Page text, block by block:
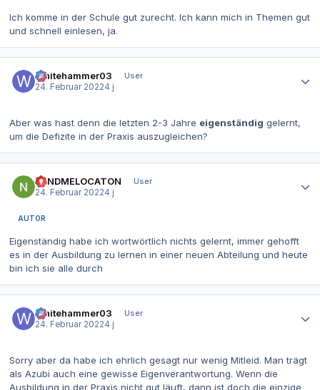
Ich komme in der Schule gut zurecht. Ich kann mich in Themen gut
und schnell einlesen, ja.
Whitehammer03
User
24. Februar 20224 j
Aber was hast denn die letzten 2-3 Jahre eigenständig gelernt,
um die Defizite in der Praxis auszugleichen?
SENDMELOCATON
User
24. Februar 20224 j
AUTOR
Eigenständig habe ich wortwörtlich nichts gelernt, immer gehofft
es in der Ausbildung zu lernen in einer neuen Abteilung und heute
bin ich sie alle durch
Whitehammer03
User
24. Februar 20224 j
Sorry aber da habe ich ehrlich gesagt nur wenig Mitleid. Man trägt
als Azubi auch eine gewisse Eigenverantwortung. Wenn die
Ausbildung in der Praxis nicht gut läuft, dann ist doch die einzige